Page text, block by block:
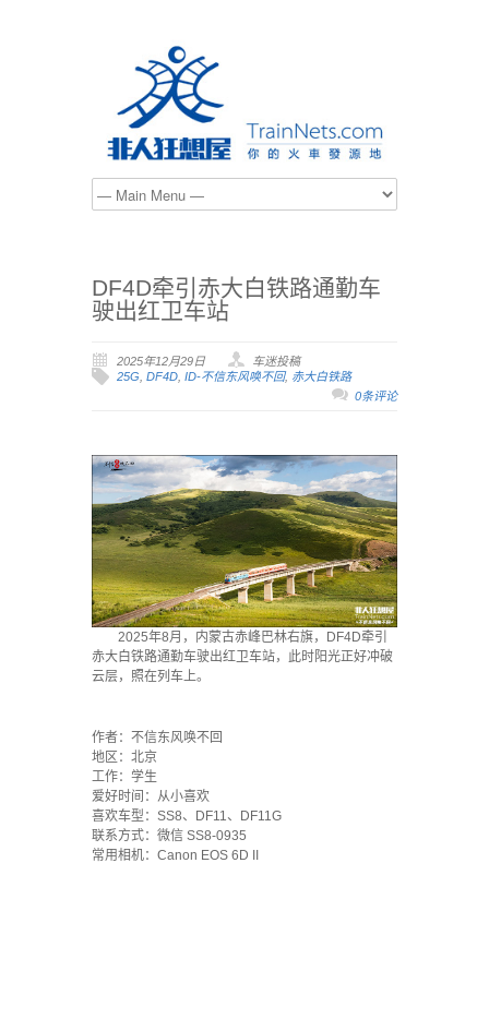
DF4D牵引赤大白铁路通勤车
驶出红卫车站
2025年12月29日
车迷投稿
25G, DF4D, ID-不信东风唤不回, 赤大白铁路
0条评论
2025年8月，内蒙古赤峰巴林右旗，DF4D牵引
赤大白铁路通勤车驶出红卫车站，此时阳光正好冲破
云层，照在列车上。
作者：不信东风唤不回
地区：北京
工作：学生
爱好时间：从小喜欢
喜欢车型：SS8、DF11、DF11G
联系方式：微信 SS8-0935
常用相机：Canon EOS 6D II